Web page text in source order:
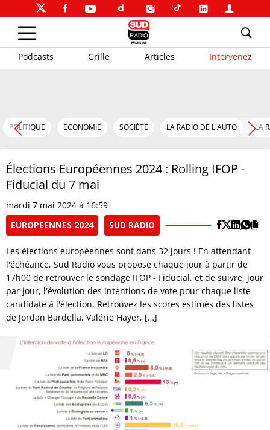
Podcasts Grille Articles Intervenez
POLITIQUE ECONOMIE SOCIÉTÉ LA RADIO DE L'AUTO LA
Élections Européennes 2024 : Rolling IFOP -
Fiducial du 7 mai
mardi 7 mai 2024 à 16:59
EUROPEENNES 2024
SUD RADIO
Les élections européennes sont dans 32 jours ! En attendant
l'échéance, Sud Radio vous propose chaque jour à partir de
17h00 de retrouver le sondage IFOP - Fiducial, et de suivre, jour
par jour, l'évolution des intentions de vote pour chaque liste
candidate à l'élection. Retrouvez les scores estimés des listes
de Jordan Bardella, Valérie Hayer, […]